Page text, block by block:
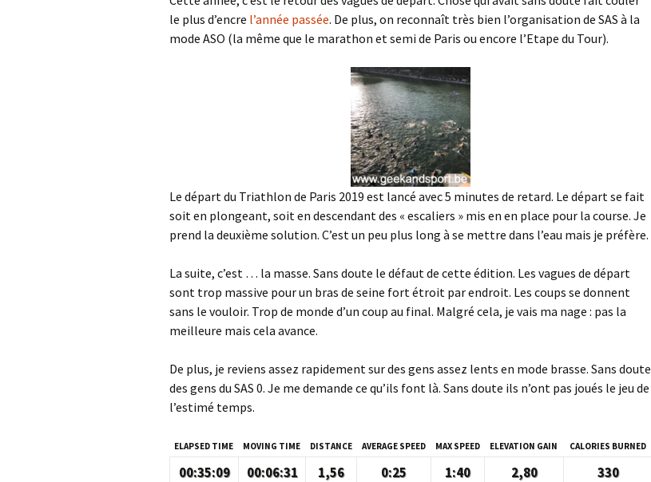
le plus d’encre l’année passée. De plus, on reconnaît très bien l’organisation de SAS à la
mode ASO (la même que le marathon et semi de Paris ou encore l’Etape du Tour).
Le départ du Triathlon de Paris 2019 est lancé avec 5 minutes de retard. Le départ se fait
soit en plongeant, soit en descendant des « escaliers » mis en en place pour la course. Je
prend la deuxième solution. C’est un peu plus long à se mettre dans l’eau mais je préfère.
La suite, c’est … la masse. Sans doute le défaut de cette édition. Les vagues de départ
sont trop massive pour un bras de seine fort étroit par endroit. Les coups se donnent
sans le vouloir. Trop de monde d’un coup au final. Malgré cela, je vais ma nage : pas la
meilleure mais cela avance.
De plus, je reviens assez rapidement sur des gens assez lents en mode brasse. Sans doute
des gens du SAS 0. Je me demande ce qu’ils font là. Sans doute ils n’ont pas joués le jeu de
l’estimé temps.
ELAPSED TIME MOVING TIME DISTANCE AVERAGE SPEED MAX SPEED ELEVATION GAIN CALORIES BURNED
00:35:09 00:06:31 1,56 0:25 1:40 2,80 330